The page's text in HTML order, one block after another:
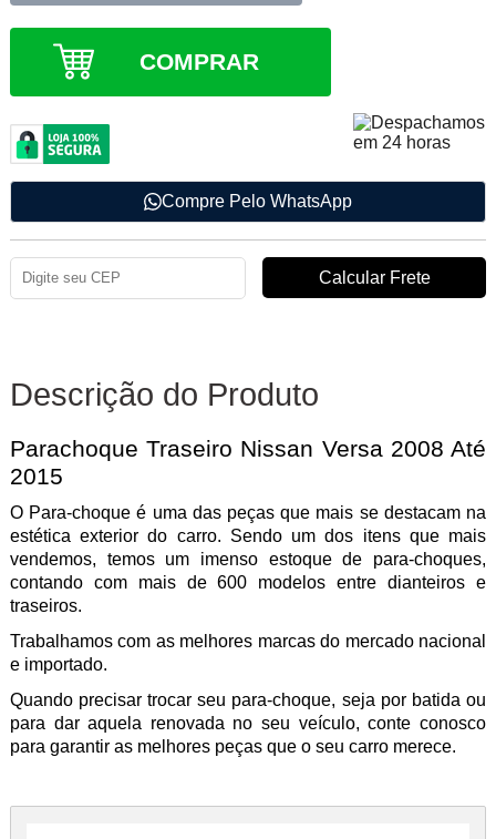
COMPRAR
Compre Pelo WhatsApp
Descrição do Produto
Parachoque Traseiro Nissan Versa 2008 Até
2015
O Para-choque é uma das peças que mais se destacam na
estética exterior do carro. Sendo um dos itens que mais
vendemos, temos um imenso estoque de para-choques,
contando com mais de 600 modelos entre dianteiros e
traseiros.
Trabalhamos com as melhores marcas do mercado nacional
e importado.
Quando precisar trocar seu para-choque, seja por batida ou
para dar aquela renovada no seu veículo, conte conosco
para garantir as melhores peças que o seu carro merece.